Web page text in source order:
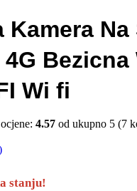
Kamera Na
Bezicna
Wi fi
4.57 od ukupno 5 (7
stanju!